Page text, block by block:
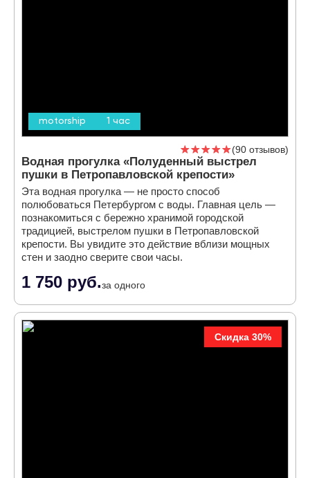
motorship 1 час
90 отзывов
Водная прогулка «Полуденный выстрел
пушки в Петропавловской крепости»
Эта водная прогулка — не просто способ
полюбоваться Петербургом с воды. Главная цель —
познакомиться с бережно хранимой городской
традицией, выстрелом пушки в Петропавловской
крепости. Вы увидите это действие вблизи мощных
стен и заодно сверите свои часы.
1 750 руб.за одного
Скидка 30%